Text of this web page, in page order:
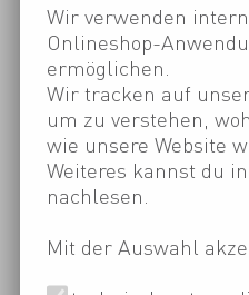
Wir verwenden
Onlineshop-
ermöglichen.
Wir tracken auf
um zu verstehen,
wie unsere Website
Weiteres kannst du
nachlesen.
Mit der Auswahl